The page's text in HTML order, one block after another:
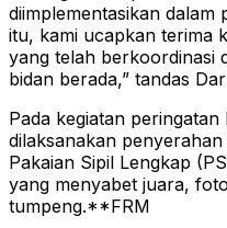
diimplementasikan
itu, kami ucapkan terima
yang telah berkoordinasi
bidan berada,” tandas
Pada kegiatan
dilaksanakan
Pakaian Sipil Lengkap
yang menyabet juara,
tumpeng.**FRM